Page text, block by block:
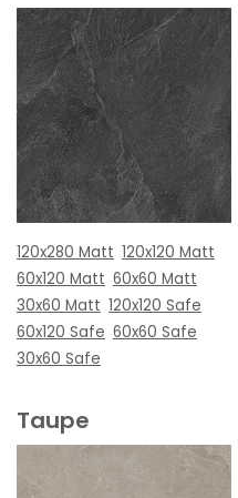
120x280 Matt 120x120 Matt
60x120 Matt 60x60 Matt
30x60 Matt 120x120 Safe
60x120 Safe 60x60 Safe
30x60 Safe
Taupe